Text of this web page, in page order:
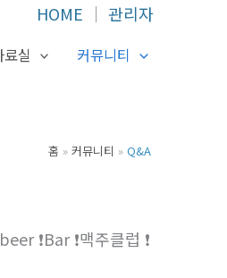
HOME │ 관리자
료실 커뮤니티
홈 커뮤니티 Q&A
❗Bar ❗맥주클럽 ❗